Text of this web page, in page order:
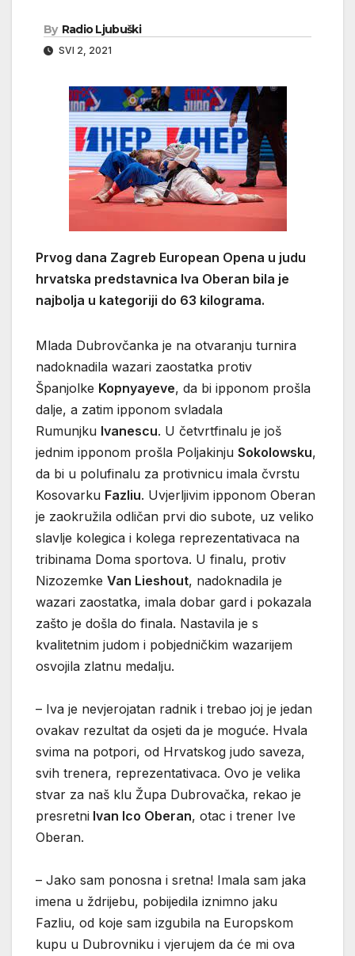
By Radio Ljubuški
SVI 2, 2021
Prvog dana Zagreb European Opena u judu
hrvatska predstavnica Iva Oberan bila je
najbolja u kategoriji do 63 kilograma.
Mlada Dubrovčanka je na otvaranju turnira
nadoknadila wazari zaostatka protiv
Španjolke Kopnyayeve, da bi ipponom prošla
dalje, a zatim ipponom svladala
Rumunjku Ivanescu. U četvrtfinalu je još
jednim ipponom prošla Poljakinju Sokolowsku,
da bi u polufinalu za protivnicu imala čvrstu
Kosovarku Fazliu. Uvjerljivim ipponom Oberan
je zaokružila odličan prvi dio subote, uz veliko
slavlje kolegica i kolega reprezentativaca na
tribinama Doma sportova. U finalu, protiv
Nizozemke Van Lieshout, nadoknadila je
wazari zaostatka, imala dobar gard i pokazala
zašto je došla do finala. Nastavila je s
kvalitetnim judom i pobjedničkim wazarijem
osvojila zlatnu medalju.
– Iva je nevjerojatan radnik i trebao joj je jedan
ovakav rezultat da osjeti da je moguće. Hvala
svima na potpori, od Hrvatskog judo saveza,
svih trenera, reprezentativaca. Ovo je velika
stvar za naš klu Župa Dubrovačka, rekao je
presretni Ivan Ico Oberan, otac i trener Ive
Oberan.
– Jako sam ponosna i sretna! Imala sam jaka
imena u ždrijebu, pobijedila iznimno jaku
Fazliu, od koje sam izgubila na Europskom
kupu u Dubrovniku i vjerujem da će mi ova